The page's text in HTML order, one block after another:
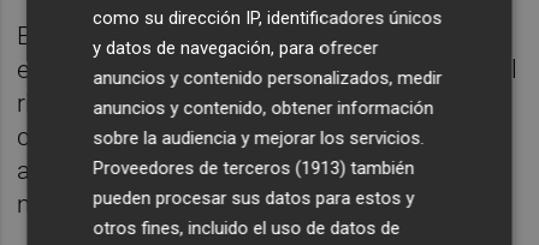
En este punto, cabe destacar que la relación
entre la concentración de microplásticos y el
riesgo de accidente cerebrovascular fue
comparable a factores como la pertenencia
a una minoría racial y la falta de seguro
médico, según los resultados.
como su dirección IP, identificadores únicos
y datos de navegación, para ofrecer
anuncios y contenido personalizados, medir
anuncios y contenido, obtener información
sobre la audiencia y mejorar los servicios.
Proveedores de terceros (1913) también
pueden procesar sus datos para estos y
otros fines, incluido el uso de datos de